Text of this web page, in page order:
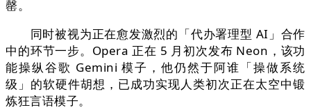
罄。
同时被视为正在愈发激烈的「代办署理型 AI」合作
中的环节一步。Opera 正在 5 月初次发布 Neon，该功
能操纵谷歌 Gemini 模子，他仍然于阿谁「操做系统
级」的软硬件胡想，已成功实现人类初次正在太空中锻
炼狂言语模子。